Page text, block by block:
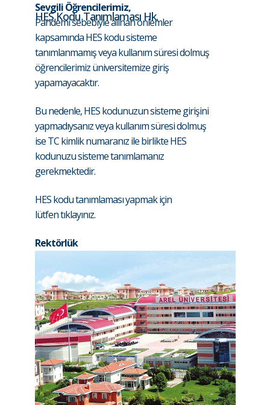
HES Kodu Tanımlaması Hk.
Sevgili Öğrencilerimiz,
Pandemi sebebiyle alınan önlemler
kapsamında HES kodu sisteme
tanımlanmamış veya kullanım süresi dolmuş
öğrencilerimiz üniversitemize giriş
yapamayacaktır.
Bu nedenle, HES kodunuzun sisteme girişini
yapmadıysanız veya kullanım süresi dolmuş
ise TC kimlik numaranız ile birlikte HES
kodunuzu sisteme tanımlamanız
gerekmektedir.
HES kodu tanımlaması yapmak için
lütfentıklayınız.
Rektörlük